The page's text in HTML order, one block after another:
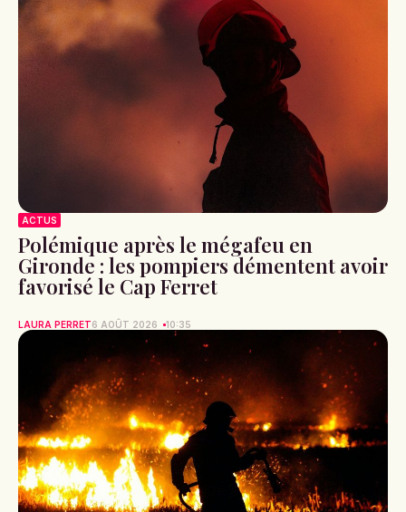
ACTUS
Polémique après le mégafeu en
Gironde : les pompiers démentent avoir
favorisé le Cap Ferret
LAURA PERRET6 AOÛT 2026 10:35